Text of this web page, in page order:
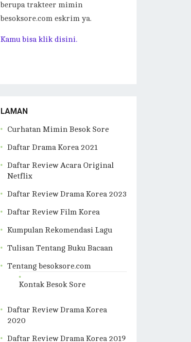
berupa trakteer mimin
besoksore.com eskrim ya.
Kamu bisa klik disini.
LAMAN
Curhatan Mimin Besok Sore
Daftar Drama Korea 2021
Daftar Review Acara Original
Netflix
Daftar Review Drama Korea 2023
Daftar Review Film Korea
Kumpulan Rekomendasi Lagu
Tulisan Tentang Buku Bacaan
Tentang besoksore.com
Kontak Besok Sore
Daftar Review Drama Korea
2020
Daftar Review Drama Korea 2019